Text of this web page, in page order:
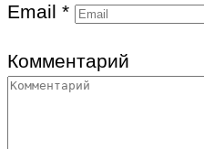
Email *
Комментарий